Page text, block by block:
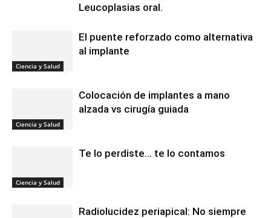
Leucoplasias oral.
Ciencia y Salud
El puente reforzado como alternativa
al implante
Ciencia y Salud
Colocación de implantes a mano
alzada vs cirugía guiada
Ciencia y Salud
Te lo perdiste… te lo contamos
Radiolucidez periapical: No siempre